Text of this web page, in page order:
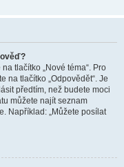
tlačítko „Nové téma“. Pro
na tlačítko „Odpovědět“. Je
předtím, než budete moci
můžete najít seznam
Například: „Můžete posílat